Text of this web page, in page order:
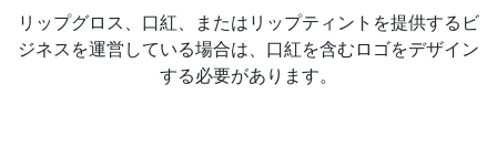
リップグロス、口紅、またはリップティントを提供するビ
ジネスを運営している場合は、口紅を含むロゴをデザイン
する必要があります。